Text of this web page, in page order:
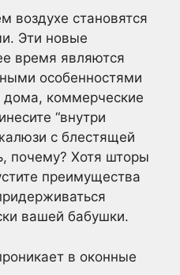
воздухе становятся
Эти новые
время являются
особенностями
дома, коммерческие
“внутри
с блестящей
почему? Хотя шторы
преимущества
вашей бабушки.